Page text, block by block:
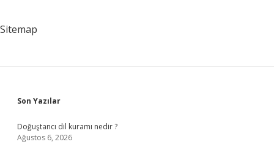
Sitemap
Sidebar
Son Yazılar
Doğuştancı dil kuramı nedir ?
Ağustos 6, 2026